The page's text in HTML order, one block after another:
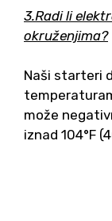
3.Radi li
okruženjima?
Naši starteri
može
iznad 104°F